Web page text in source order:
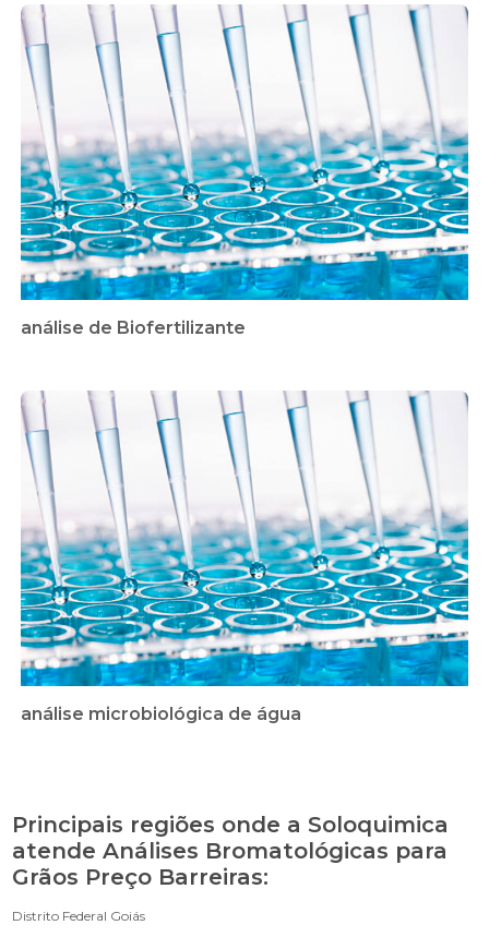
análise de Biofertilizante
análise microbiológica de água
Principais regiões onde a Soloquimica
atende Análises Bromatológicas para
Grãos Preço Barreiras:
Distrito Federal Goiás